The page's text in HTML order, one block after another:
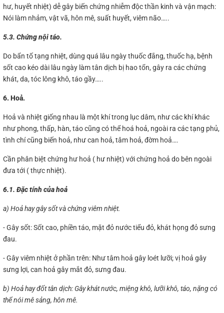
hư, huyết nhiệt) dễ gây biến chứng nhiễm độc thần kinh và vận mạch:
Nói làm nhảm, vật vã, hôn mê, suất huyết, viêm não…..
5.3. Chứng nội táo.
Do bẩn tố tạng nhiệt, dùng quá lâu ngày thuốc đắng, thuốc hạ, bệnh
sốt cao kéo dài lâu ngày làm tân dịch bị hao tổn, gây ra các chứng
khát, da, tóc lông khô, táo gầy…..
6. Hoả.
Hoả và nhiệt giống nhau là một khí trong lục dâm, như các khí khác
như phong, thấp, hàn, táo cũng có thể hoá hoả, ngoài ra các tạng phủ,
tình chí cũng biến hoả, như can hoả, tâm hoả, đờm hoả….
Cần phân biệt chứng hư hoả ( hư nhiệt) với chứng hoả do bên ngoài
đưa tới ( thực nhiệt).
6.1. Đặc tính của hoả
a) Hoả hay gây sốt và chứng viêm nhiệt.
- Gây sốt: Sốt cao, phiền táo, mặt đỏ nước tiểu đỏ, khát họng đỏ sưng
đau.
- Gây viêm nhiệt ở phần trên: Như tâm hoả gây loét lưỡi; vị hoả gây
sưng lợi, can hoả gây mắt đỏ, sưng đau.
b) Hoả hay đốt tân dịch: Gây khát nước, miệng khô, lưỡi khô, táo, nặng có
thể nói mê sảng, hôn mê.